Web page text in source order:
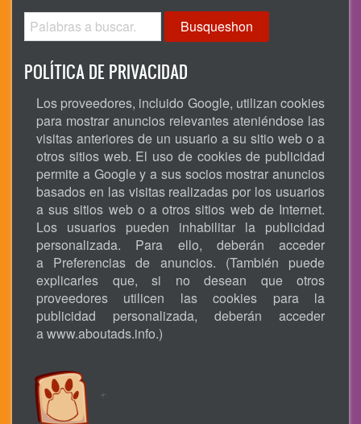
Busqueshon
POLÍTICA DE PRIVACIDAD
Los proveedores, incluido Google, utilizan cookies
para mostrar anuncios relevantes ateniéndose las
visitas anteriores de un usuario a su sitio web o a
otros sitios web. El uso de cookies de publicidad
permite a Google y a sus socios mostrar anuncios
basados en las visitas realizadas por los usuarios
a sus sitios web o a otros sitios web de Internet.
Los usuarios pueden inhabilitar la publicidad
personalizada. Para ello, deberán acceder
a Preferencias de anuncios. (También puede
explicarles que, si no desean que otros
proveedores utilicen las cookies para la
publicidad personalizada, deberán acceder
a www.aboutads.info.)